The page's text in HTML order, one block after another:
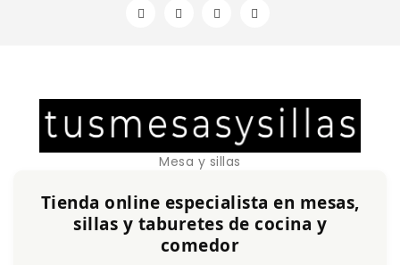
Mesa y sillas
Tienda online especialista en mesas,
sillas y taburetes de cocina y
comedor